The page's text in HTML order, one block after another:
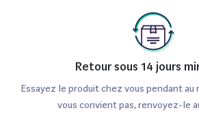
Retour sous 14 jours
Essayez le produit chez vous pendant au
vous convient pas, renvoyez-le